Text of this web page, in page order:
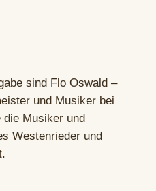
sind Flo Oswald –
und Musiker bei
Musiker und
Westenrieder und